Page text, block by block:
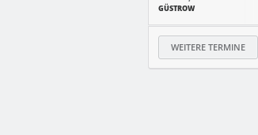
GÜSTROW
WEITERE TERMINE